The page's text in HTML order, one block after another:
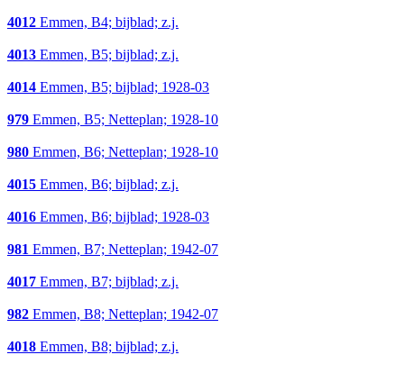
4012 Emmen, B4; bijblad; z.j.
4013 Emmen, B5; bijblad; z.j.
4014 Emmen, B5; bijblad; 1928-03
979 Emmen, B5; Netteplan; 1928-10
980 Emmen, B6; Netteplan; 1928-10
4015 Emmen, B6; bijblad; z.j.
4016 Emmen, B6; bijblad; 1928-03
981 Emmen, B7; Netteplan; 1942-07
4017 Emmen, B7; bijblad; z.j.
982 Emmen, B8; Netteplan; 1942-07
4018 Emmen, B8; bijblad; z.j.